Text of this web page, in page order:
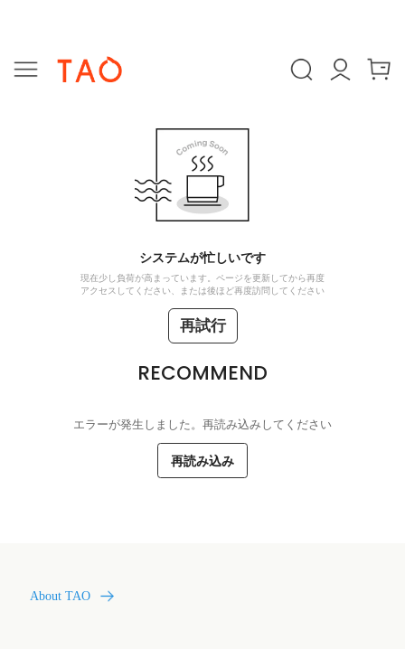
システムが忙しいです
現在少し負荷が高まっています。ページを更新してから再度
アクセスしてください、または後ほど再度訪問してください
再試行
RECOMMEND
エラーが発生しました。再読み込みしてください
再読み込み
About TAO